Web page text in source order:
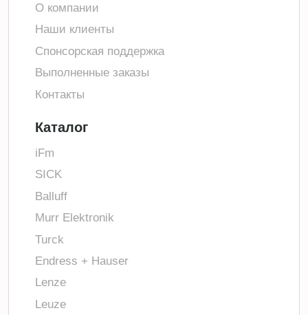
О компании
Наши клиенты
Спонсорская поддержка
Выполненные заказы
Контакты
Каталог
iFm
SICK
Balluff
Murr Elektronik
Turck
Endress + Hauser
Lenze
Leuze